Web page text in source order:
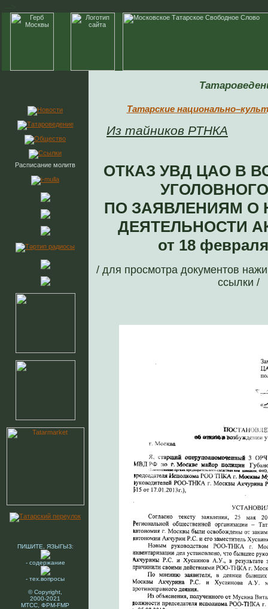
Расписание молитв
ПИШИТЕ, ЯЗЫГЫЗ:
- содержание
- тех.вопросы
© Copyright,
2000-2021
МТСС, ФРМ-FMP
Татарские
Из тайников РТНКА
ОТКАЗ УВД ЦАО В
ПО ЗАЯВЛЕНИЯМ О
ДЕЯТЕЛЬНОСТИ
от 18 февраля
/ для просмотра документов
ссылки /